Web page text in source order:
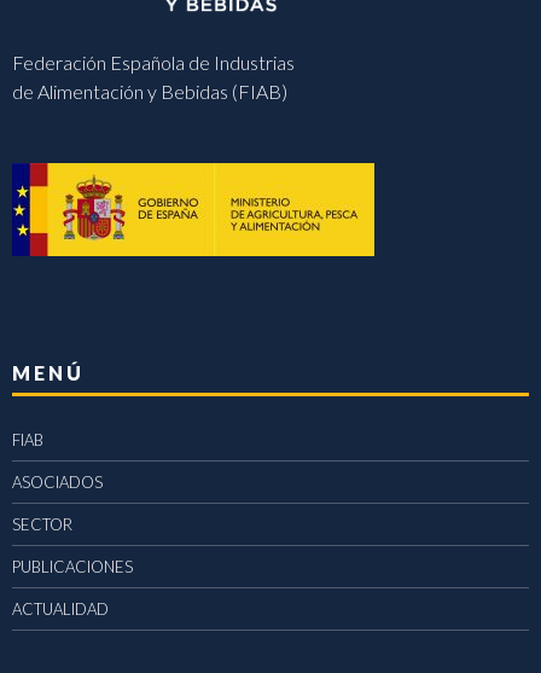
Federación Española de Industrias
de Alimentación y Bebidas (FIAB)
MENÚ
FIAB
ASOCIADOS
SECTOR
PUBLICACIONES
ACTUALIDAD